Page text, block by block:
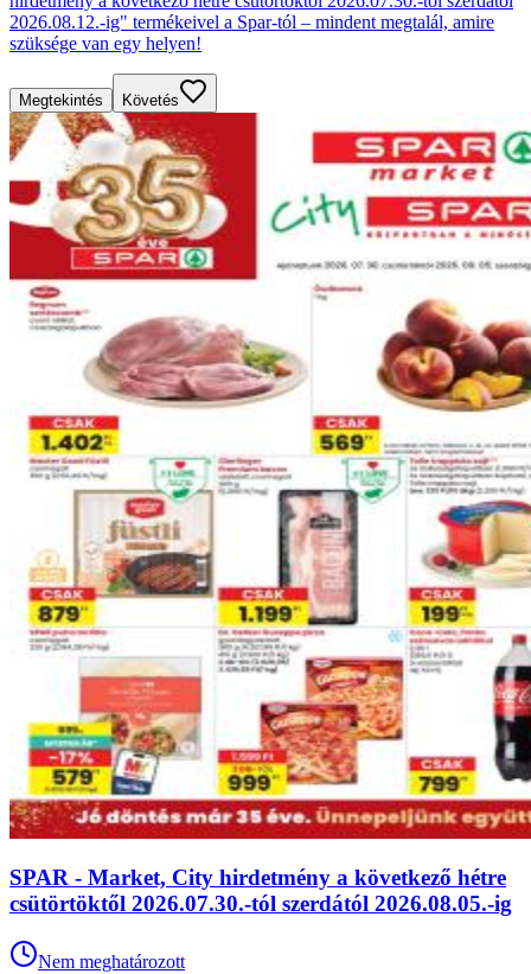
2026.08.12.-ig" termékeivel a Spar-tól – mindent megtalál, amire
szüksége van egy helyen!
Megtekintés Követés
SPAR - Market, City hirdetmény a következő hétre
csütörtöktől 2026.07.30.-tól szerdától 2026.08.05.-ig
Nem meghatározott